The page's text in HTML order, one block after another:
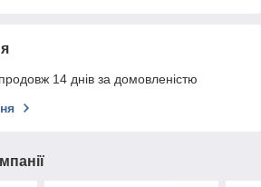
14 днів за домовленістю